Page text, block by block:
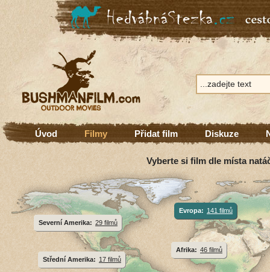
Úvod Filmy Přidat film Diskuze
Vyberte si film dle místa
Afrika: 46 filmů
Evropa: 141 filmů
Severní Amerika: 29 filmů
Střední Amerika: 17 filmů